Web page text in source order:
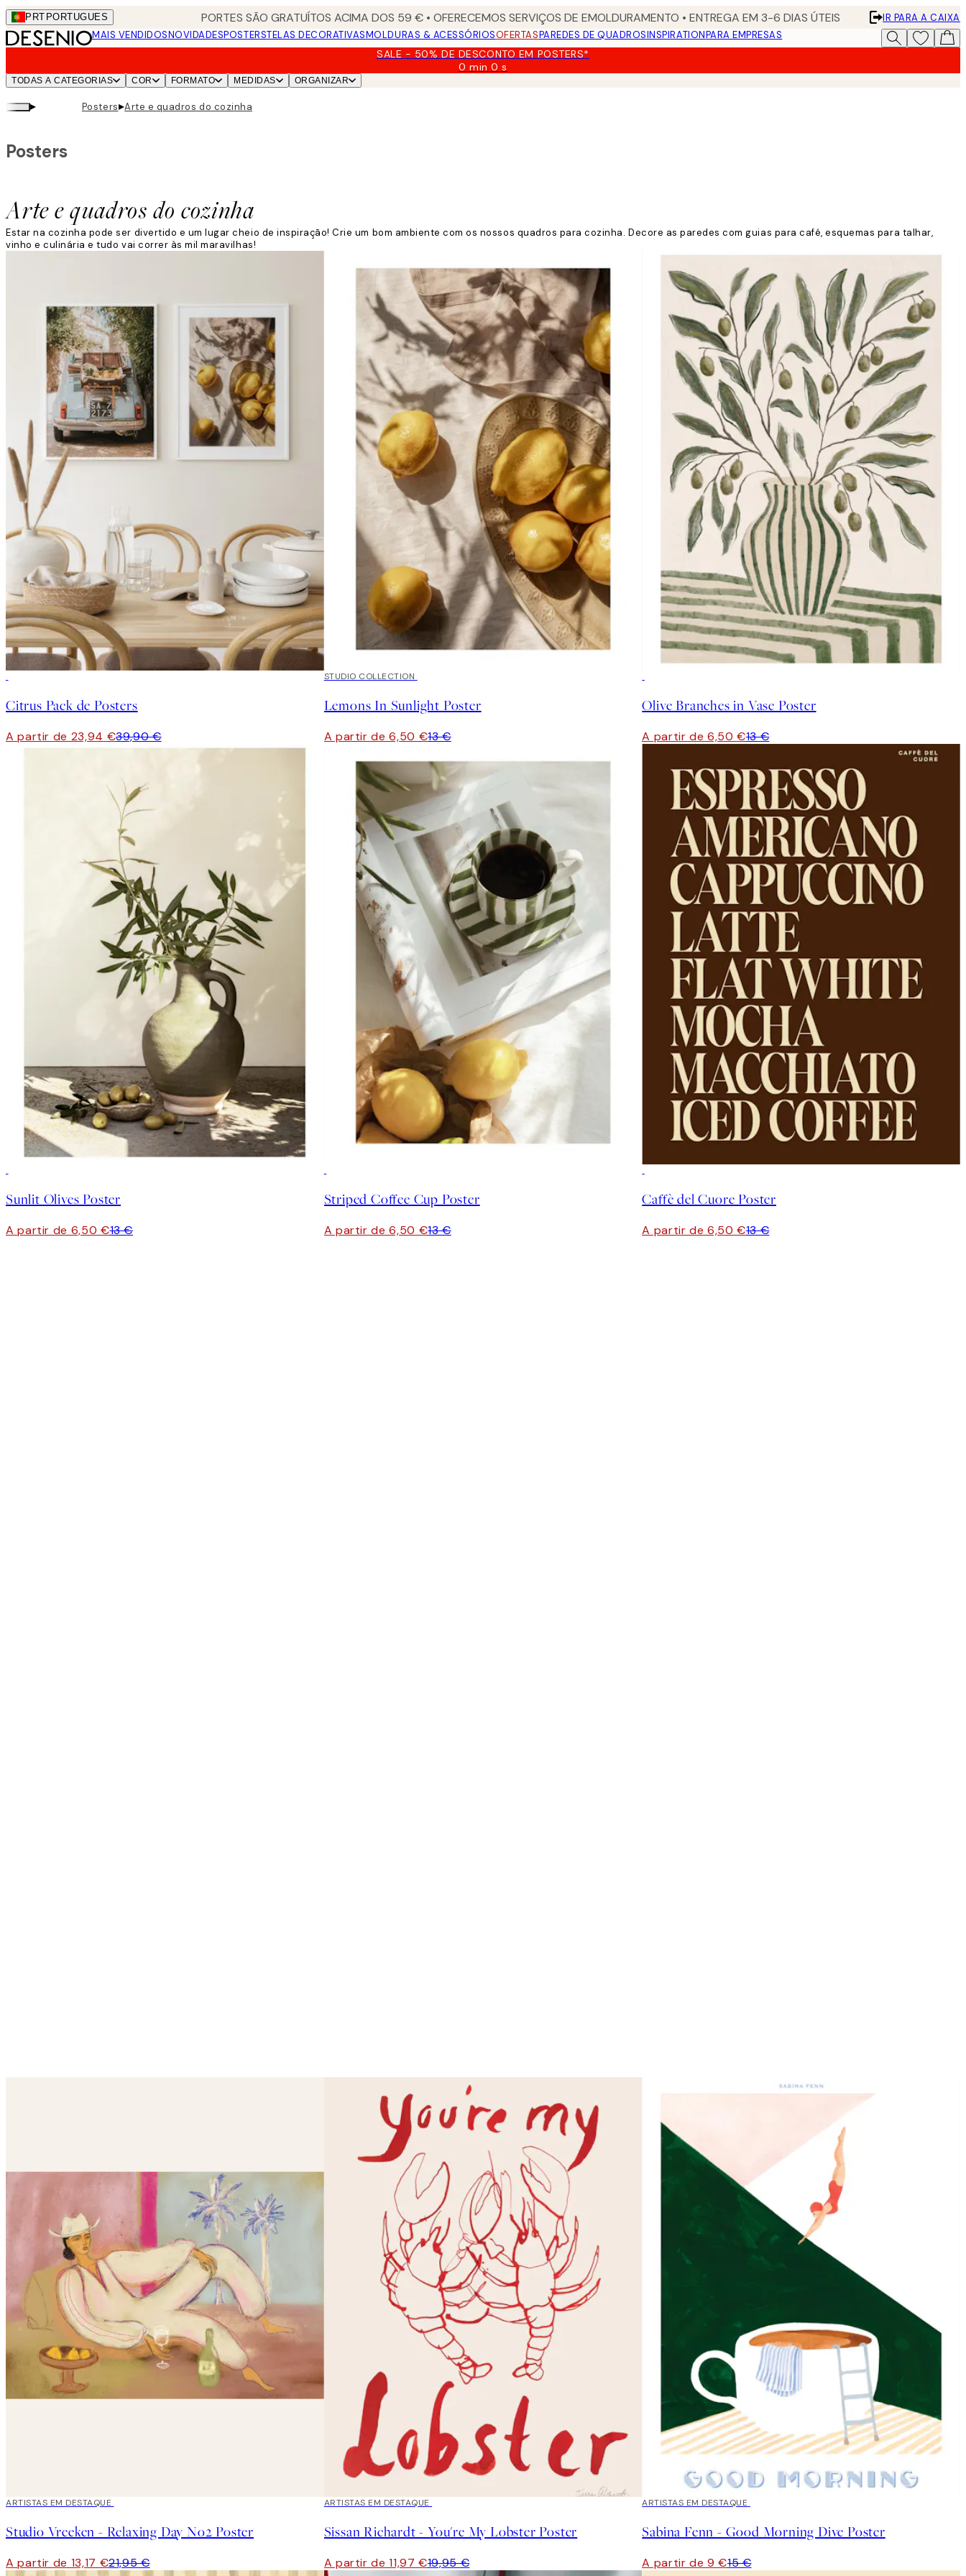
Skip
to
main
PRT PORTUGUES PORTES SÃO GRATUÍTOS ACIMA DOS 59 € • OFERECEMOS SERVIÇOS DE EMOLDURAMENTO • ENTREGA EM 3-6 DIAS ÚTEIS
IR PARA A CAIXA
MAIS VENDIDOSNOVIDADESPOSTERSTELAS DECORATIVASMOLDURAS & ACESSÓRIOSOFERTASPAREDES DE QUADROSINSPIRATIONPARA EMPRESAS
SALE - 50% DE DESCONTO EM POSTERS*
0 min0 s
Válido
TODAS A CATEGORIAS COR FORMATO MEDIDAS ORGANIZAR
▸ Posters▸Arte e quadros do cozinha
Arte e quadros do cozinha
Posters
Estar na cozinha pode ser divertido e um lugar cheio de inspiração! Crie um bom ambiente com os nossos quadros para cozinha. Decore as paredes com guias para café, esquemas para talhar,
vinho e culinária e tudo vai correr às mil maravilhas!
Citrus Pack de Posters
A partir de 23,94 €39,90 €
50%*
STUDIO COLLECTION
Lemons In Sunlight Poster
A partir de 6,50 €13 €
Olive Branches in Vase Poster
A partir de 6,50 €13 €
Sunlit Olives Poster
A partir de 6,50 €13 €
Striped Coffee Cup Poster
A partir de 6,50 €13 €
Caffè del Cuore Poster
A partir de 6,50 €13 €
40%*
ARTISTAS EM DESTAQUE
Studio Vreeken - Relaxing Day No2 Poster
A partir de 13,17 €21,95 €
40%*
ARTISTAS EM DESTAQUE
Sissan Richardt - You're My Lobster Poster
A partir de 11,97 €19,95 €
40%*
ARTISTAS EM DESTAQUE
Sabina Fenn - Good Morning Dive Poster
A partir de 9 €15 €